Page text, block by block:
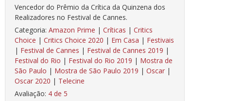
Vencedor do Prêmio da Crítica da Quinzena dos
Realizadores no Festival de Cannes.
Categoria: Amazon Prime | Críticas | Critics
Choice | Critics Choice 2020 | Em Casa | Festivais
| Festival de Cannes | Festival de Cannes 2019 |
Festival do Rio | Festival do Rio 2019 | Mostra de
São Paulo | Mostra de São Paulo 2019 | Oscar |
Oscar 2020 | Telecine
Avaliação: 4 de 5